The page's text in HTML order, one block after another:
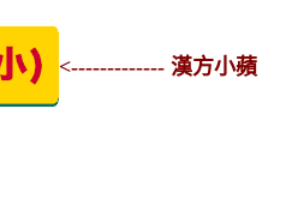
<------------- 漢方小蘋